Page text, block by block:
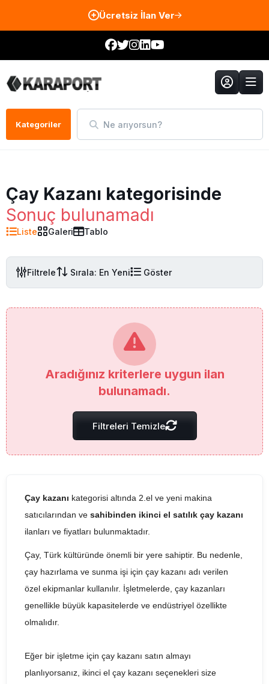
Ücretsiz İlan Ver
Kategoriler Ne arıyorsun?
Çay Kazanı kategorisinde
Sonuç bulunamadı
Liste Galeri Tablo
Filtrele Sırala: En Yeni Göster
Aradığınız kriterlere uygun ilan
bulunamadı.
Filtreleri Temizle
Çay kazanı kategorisi altında 2.el ve yeni makina
satıcılarından ve sahibinden ikinci el satılık çay kazanı
ilanları ve fiyatları bulunmaktadır.
Çay, Türk kültüründe önemli bir yere sahiptir. Bu nedenle,
çay hazırlama ve sunma işi için çay kazanı adı verilen
özel ekipmanlar kullanılır. İşletmelerde, çay kazanları
genellikle büyük kapasitelerde ve endüstriyel özellikte
olmalıdır.
Eğer bir işletme için çay kazanı satın almayı
planlıyorsanız, ikinci el çay kazanı seçenekleri size